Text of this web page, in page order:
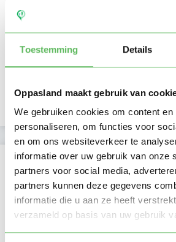
Toestemming Details
Oppasland maakt gebruik van
We gebruiken cookies om content
personaliseren, om functies voor
en om ons websiteverkeer te
informatie over uw gebruik van onze
partners voor social media,
partners kunnen deze gegevens
informatie die u aan ze heeft
verzameld op basis van uw gebruik
Middag
Namiddag
Nacht
NIEUW
Activiteit op Oppasland
Laatste activiteit
Lid sinds